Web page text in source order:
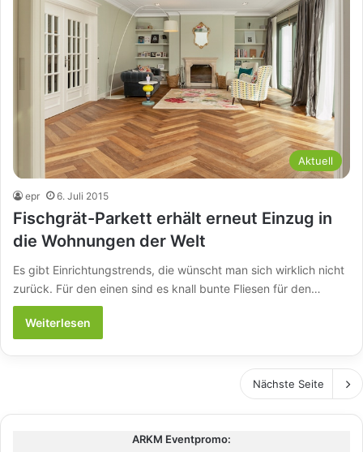
Aktuell
epr 6. Juli 2015
Fischgrät-Parkett erhält erneut Einzug in
die Wohnungen der Welt
Es gibt Einrichtungstrends, die wünscht man sich wirklich nicht
zurück. Für den einen sind es knall bunte Fliesen für den…
Weiterlesen
Nächste Seite
ARKM Eventpromo: